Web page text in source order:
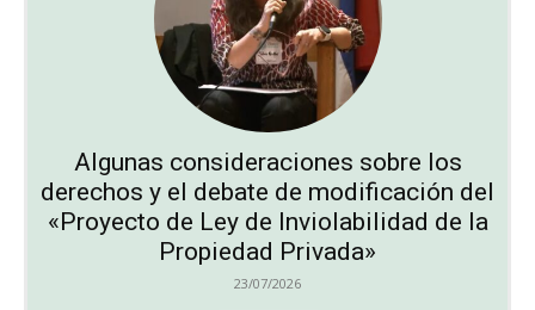
Algunas consideraciones sobre los
derechos y el debate de modificación del
«Proyecto de Ley de Inviolabilidad de la
Propiedad Privada»
23/07/2026